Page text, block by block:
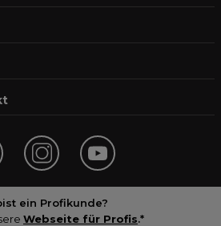
ein Profikunde?
Webseite für Profis.*